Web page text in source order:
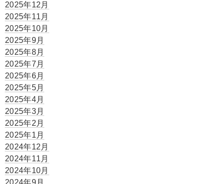
2025年12月
2025年11月
2025年10月
2025年9月
2025年8月
2025年7月
2025年6月
2025年5月
2025年4月
2025年3月
2025年2月
2025年1月
2024年12月
2024年11月
2024年10月
2024年9月